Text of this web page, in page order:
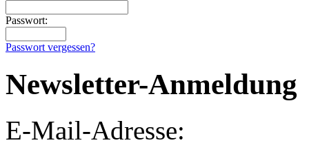
Passwort:
Passwort vergessen?
Newsletter-Anmeldung
E-Mail-Adresse: